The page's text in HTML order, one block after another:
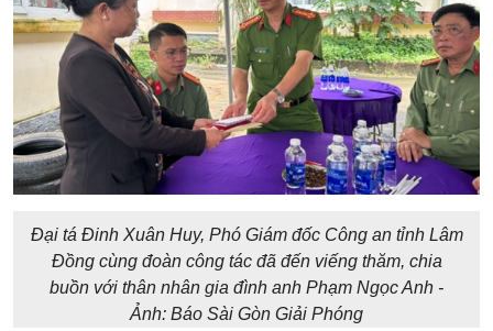
Đại tá Đinh Xuân Huy, Phó Giám đốc Công an tỉnh Lâm
Đồng cùng đoàn công tác đã đến viếng thăm, chia
buồn với thân nhân gia đình anh Phạm Ngọc Anh -
Ảnh: Báo Sài Gòn Giải Phóng